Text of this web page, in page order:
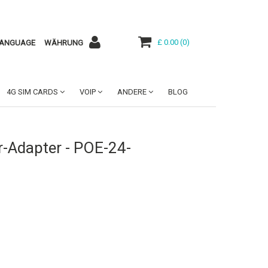
WÄHRUNG £ 0.00 (0)
4G SIM CARDS VOIP ANDERE BLOG
- POE-24-